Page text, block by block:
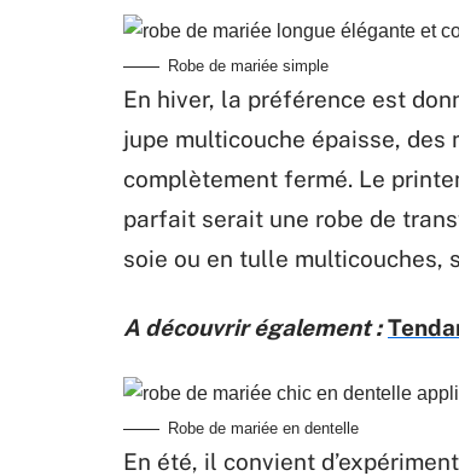
Robe de mariée simple
En hiver, la préférence est
jupe multicouche épaisse,
complètement fermé. Le
parfait serait une robe de
soie ou en tulle multicouches,
A découvrir également :
Robe de mariée en dentelle
En été, il convient